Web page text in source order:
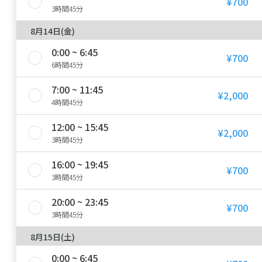
3時間45分
8月14日(金)
0:00 ~ 6:45
6時間45分 ¥700
7:00 ~ 11:45
4時間45分 ¥2,000
12:00 ~ 15:45
3時間45分 ¥2,000
16:00 ~ 19:45
3時間45分 ¥700
20:00 ~ 23:45
3時間45分 ¥700
8月15日(土)
0:00 ~ 6:45